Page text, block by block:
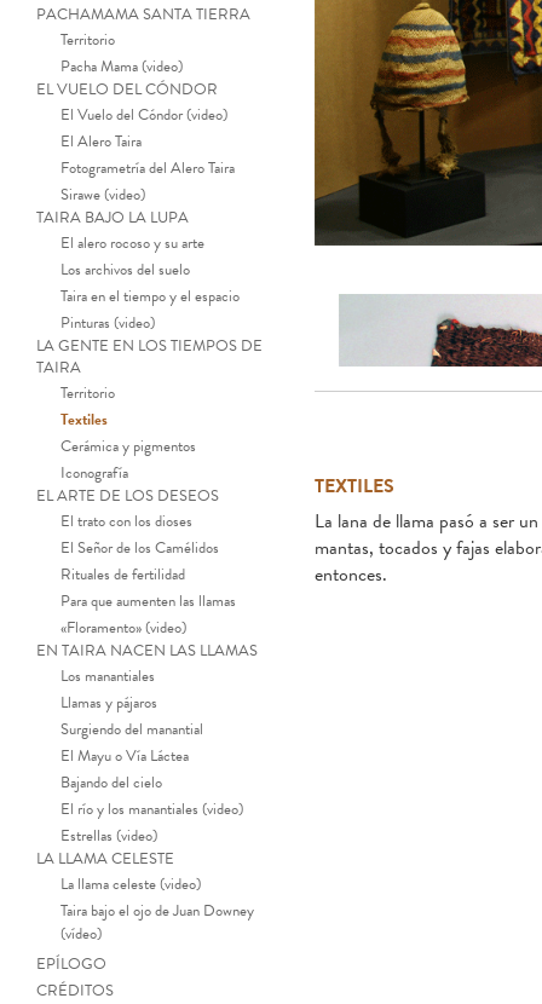
PACHAMAMA SANTA TIERRA
Territorio
Pacha Mama (video)
EL VUELO DEL CÓNDOR
El Vuelo del Cóndor (video)
El Alero Taira
Fotogrametría del Alero Taira
Sirawe (video)
TAIRA BAJO LA LUPA
El alero rocoso y su arte
Los archivos del suelo
Taira en el tiempo y el espacio
Pinturas (video)
LA GENTE EN LOS TIEMPOS DE
TAIRA
Territorio
Textiles
Cerámica y pigmentos
Iconografía
EL ARTE DE LOS DESEOS
El trato con los dioses
El Señor de los Camélidos
Rituales de fertilidad
Para que aumenten las llamas
«Floramento» (video)
EN TAIRA NACEN LAS LLAMAS
Los manantiales
Llamas y pájaros
Surgiendo del manantial
El Mayu o Vía Láctea
Bajando del cielo
El río y los manantiales (video)
Estrellas (video)
LA LLAMA CELESTE
La llama celeste (video)
Taira bajo el ojo de Juan Downey
(vídeo)
EPÍLOGO
CRÉDITOS
TEXTILES
La lana de llama pasó a ser
mantas, tocados y fajas
entonces.